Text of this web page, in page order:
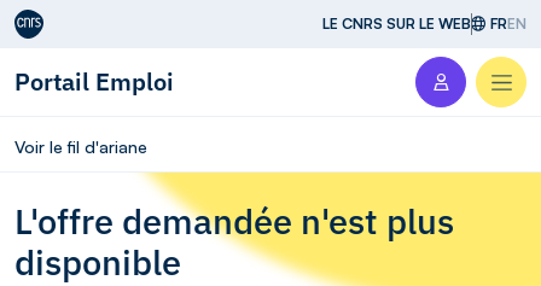
Aller au contenu LE CNRS SUR LE WEB FREN
Portail Emploi
Voir le fil d'ariane
L'offre demandée n'est plus
disponible